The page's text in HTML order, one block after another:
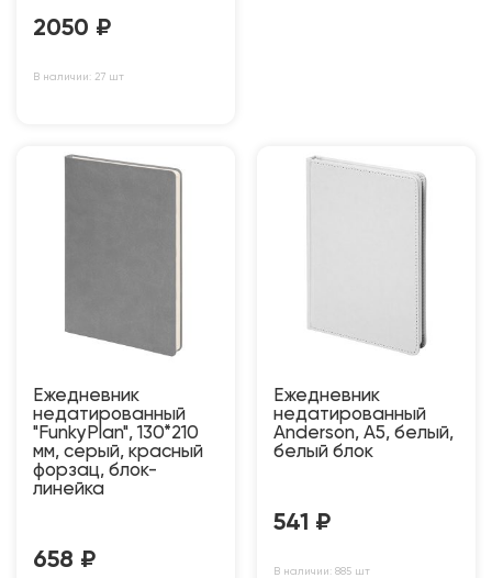
2050 ₽
В наличии: 27 шт
Ежедневник
недатированный
"FunkyPlan", 130*210
мм, серый, красный
форзац, блок-
линейка
658 ₽
Ежедневник
недатированный
Anderson, А5, белый,
белый блок
541 ₽
В наличии: 885 шт